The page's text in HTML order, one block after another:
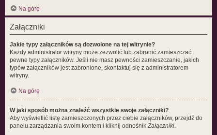
Na górę
Załączniki
Jakie typy załączników są dozwolone na tej witrynie?
Każdy administrator witryny może zezwolić lub zabronić zamieszczać
pewne typy załączników. Jeśli nie masz pewności zamieszczanie, jakich
typów załączników jest zabronione, skontaktuj się z administratorem
witryny.
Na górę
W jaki sposób można znaleźć wszystkie swoje załączniki?
Aby wyświetlić listę zamieszczonych przez ciebie załączników, przejdź do
panelu zarządzania swoim kontem i kliknij odnośnikZałączniki.